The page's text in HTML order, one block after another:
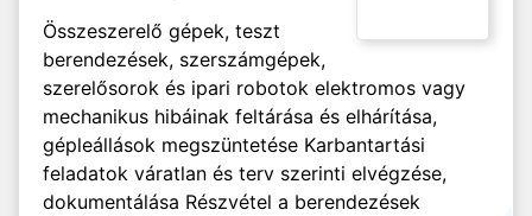
Összeszerelő gépek, teszt
berendezések, szerszámgépek,
szerelősorok és ipari robotok elektromos vagy
mechanikus hibáinak feltárása és elhárítása,
gépleállások megszüntetése Karbantartási
feladatok váratlan és terv szerinti elvégzése,
dokumentálása Részvétel a berendezések